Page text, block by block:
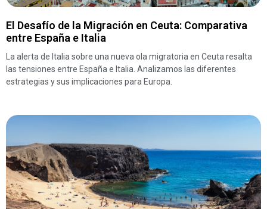
El Desafío de la Migración en Ceuta: Comparativa
entre España e Italia
La alerta de Italia sobre una nueva ola migratoria en Ceuta resalta
las tensiones entre España e Italia. Analizamos las diferentes
estrategias y sus implicaciones para Europa.